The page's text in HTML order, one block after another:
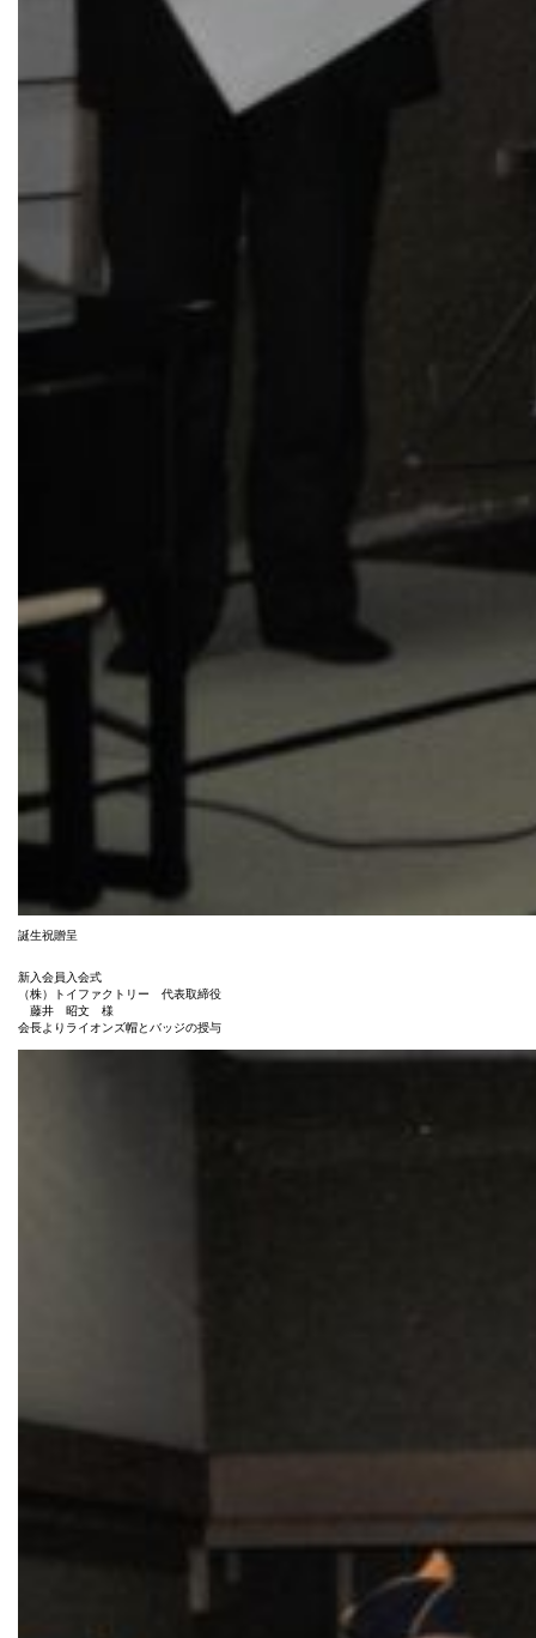
誕生祝贈呈
新入会員入会式
（株）トイファクトリー 代表取締役
藤井 昭文 様
会長よりライオンズ帽とバッジの授与